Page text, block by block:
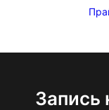
Запись